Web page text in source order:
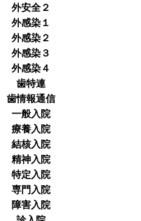
外安全２
外感染１
外感染２
外感染３
外感染４
歯特連
歯情報通信
一般入院
療養入院
結核入院
精神入院
特定入院
専門入院
障害入院